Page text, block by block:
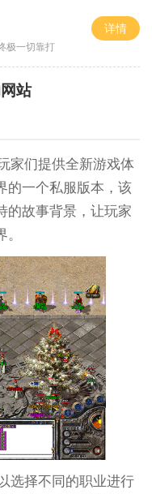
极一切靠打
详情
站
家们提供全新游戏体
的一个私服版本，该
的故事背景，让玩家
选择不同的职业进行